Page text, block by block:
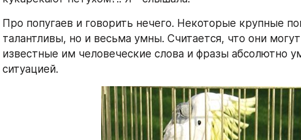
Про попугаев и говорить нечего. Некоторые крупные
талантливы, но и весьма умны. Считается, что они
известные им человеческие слова и фразы абсолютно
ситуацией.